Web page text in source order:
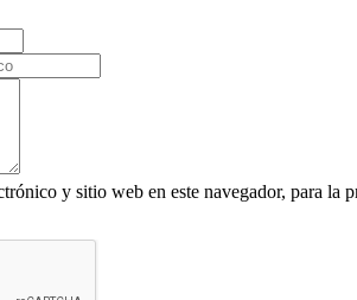
y sitio web en este navegador, para la